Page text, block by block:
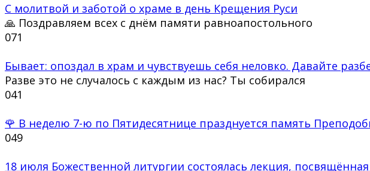
С молитвой и заботой о храме в день Крещения Руси
🙏 Поздравляем всех с днём памяти равноапостольного
071
Бывает: опоздал в храм и чувствуешь себя неловко. Давайте
Разве это не случалось с каждым из нас? Ты собирался
041
🌹 В неделю 7-ю по Пятидесятнице празднуется память
049
18 июля Божественной литургии состоялась лекция,